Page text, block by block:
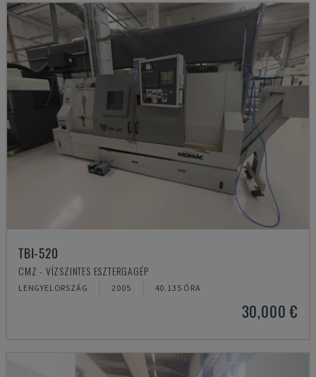
TBI-520
CMZ - VÍZSZINTES ESZTERGAGÉP
LENGYELORSZÁG 2005 40.135 ÓRA
30,000 €